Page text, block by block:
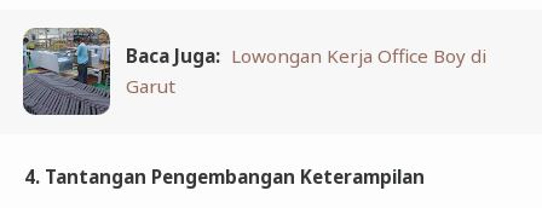
Baca Juga: Lowongan Kerja Office Boy di
Garut
4. Tantangan Pengembangan Keterampilan